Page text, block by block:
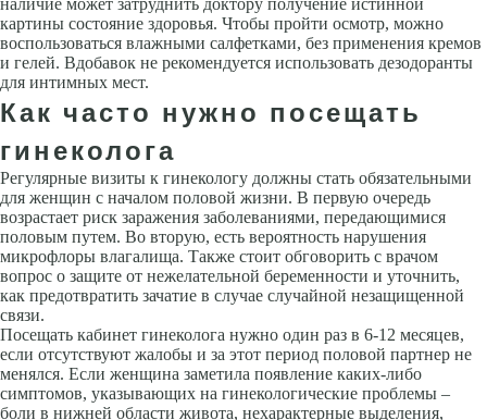
наличие может затруднить доктору получение истинной
картины состояние здоровья. Чтобы пройти осмотр, можно
воспользоваться влажными салфетками, без применения кремов
и гелей. Вдобавок не рекомендуется использовать дезодоранты
для интимных мест.
Как часто нужно посещать
гинеколога
Регулярные визиты к гинекологу должны стать обязательными
для женщин с началом половой жизни. В первую очередь
возрастает риск заражения заболеваниями, передающимися
половым путем. Во вторую, есть вероятность нарушения
микрофлоры влагалища. Также стоит обговорить с врачом
вопрос о защите от нежелательной беременности и уточнить,
как предотвратить зачатие в случае случайной незащищенной
связи.
Посещать кабинет гинеколога нужно один раз в 6-12 месяцев,
если отсутствуют жалобы и за этот период половой партнер не
менялся. Если женщина заметила появление каких-либо
симптомов, указывающих на гинекологические проблемы –
боли в нижней области живота, нехарактерные выделения,